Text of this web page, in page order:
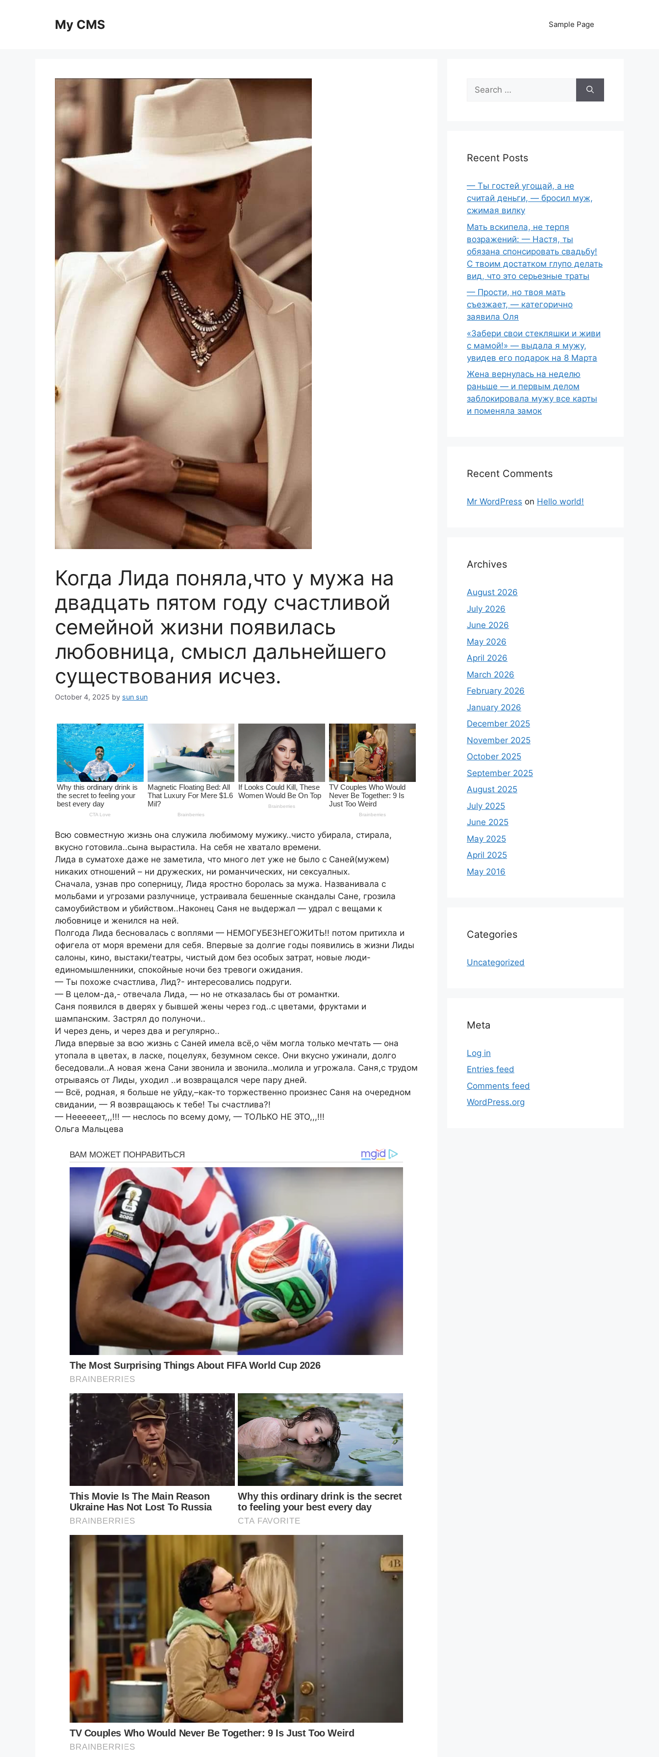
My CMS Sample Page
Когда Лида поняла,что у мужа на
двадцать пятом году счастливой
семейной жизни появилась
любовница, смысл дальнейшего
существования исчез.
October 4, 2025 by sun sun
Всю совместную жизнь она служила любимому мужику..чисто убирала, стирала,
вкусно готовила..сына вырастила. На себя не хватало времени.
Лида в суматохе даже не заметила, что много лет уже не было с Саней(мужем)
никаких отношений – ни дружеских, ни романчических, ни сексуалных.
Сначала, узнав про соперницу, Лида яростно боролась за мужа. Названивала с
мольбами и угрозами разлучнице, устраивала бешенные скандалы Сане, грозила
самоубийством и убийством..Наконец Саня не выдержал — удрал с вещами к
любовнице и женился на ней.
Полгода Лида бесновалась с воплями — НЕМОГУБЕЗНЕГОЖИТЬ!! потом притихла и
офигела от моря времени для себя. Впервые за долгие годы появились в жизни Лиды
салоны, кино, выстаки/театры, чистый дом без особых затрат, новые люди-
единомышленники, спокойные ночи без тревоги ожидания.
— Ты похоже счастлива, Лид?- интересовались подруги.
— В целом-да,- отвечала Лида, — но не отказалась бы от романтки.
Саня появился в дверях у бывшей жены через год..с цветами, фруктами и
шампанским. Застрял до полуночи..
И через день, и через два и регулярно..
Лида впервые за всю жизнь с Саней имела всё,о чём могла только мечтать — она
утопала в цветах, в ласке, поцелуях, безумном сексе. Они вкусно ужинали, долго
беседовали..А новая жена Сани звонила и звонила..молила и угрожала. Саня,с трудом
отрываясь от Лиды, уходил ..и возвращался чере пару дней.
— Всё, родная, я больше не уйду,–как-то торжественно произнес Саня на очередном
свидании, — Я возвращаюсь к тебе! Ты счастлива?!
— Неееееет,,,!!! — неслось по всему дому, — ТОЛЬКО НЕ ЭТО,,,!!!
Ольга Мальцева
Search
for:
Recent Posts
— Ты гостей угощай, а не
считай деньги, — бросил муж,
сжимая вилку
Мать вскипела, не терпя
возражений: — Настя, ты
обязана спонсировать свадьбу!
С твоим достатком глупо делать
вид, что это серьезные траты
— Прости, но твоя мать
съезжает, — категорично
заявила Оля
«Забери свои стекляшки и живи
с мамой!» — выдала я мужу,
увидев его подарок на 8 Марта
Жена вернулась на неделю
раньше — и первым делом
заблокировала мужу все карты
и поменяла замок
Recent Comments
Mr WordPress on Hello world!
Archives
August 2026
July 2026
June 2026
May 2026
April 2026
March 2026
February 2026
January 2026
December 2025
November 2025
October 2025
September 2025
August 2025
July 2025
June 2025
May 2025
April 2025
May 2016
Categories
Uncategorized
Meta
Log in
Entries feed
Comments feed
WordPress.org